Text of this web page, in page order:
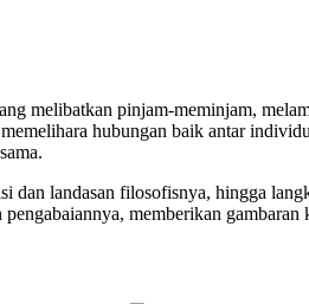
melibatkan pinjam-meminjam,
hubungan baik antar
dan landasan filosofisnya, hingga
memberikan